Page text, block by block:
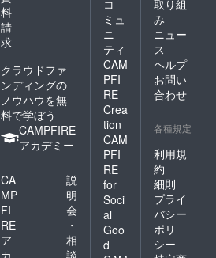
料
請
求
クラウドファ
ンディングの
ノウハウを無
料で学ぼう
CAMPFIRE
アカデミー
CA
MP
FI
RE
ア
説
明
会
・
相
コ
ミュ
ニ
ティ
CAM
PFI
RE
Crea
tion
CAM
PFI
RE
for
Soci
al
Goo
d
取り組
み
ニュー
ス
ヘルプ
お問い
合わせ
各種規定
利用規
約
細則
プライ
バシー
ポリ
シー